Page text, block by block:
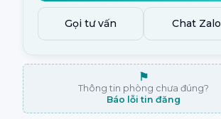
Gọi tư vấn Chat Zalo
⚑
Thông tin phòng chưa đúng?
Báo lỗi tin đăng